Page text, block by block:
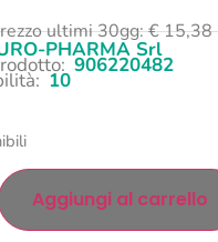
ultimi 30gg:€15,38
PHARMA Srl
906220482
10
Aggiungi al carrello